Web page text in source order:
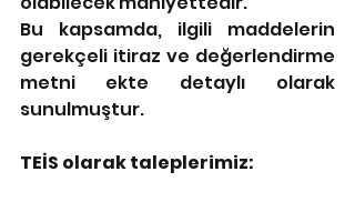
Bu kapsamda, ilgili maddelerin
gerekçeli itiraz ve değerlendirme
metni ekte detaylı olarak
sunulmuştur.
TEİS olarak taleplerimiz: